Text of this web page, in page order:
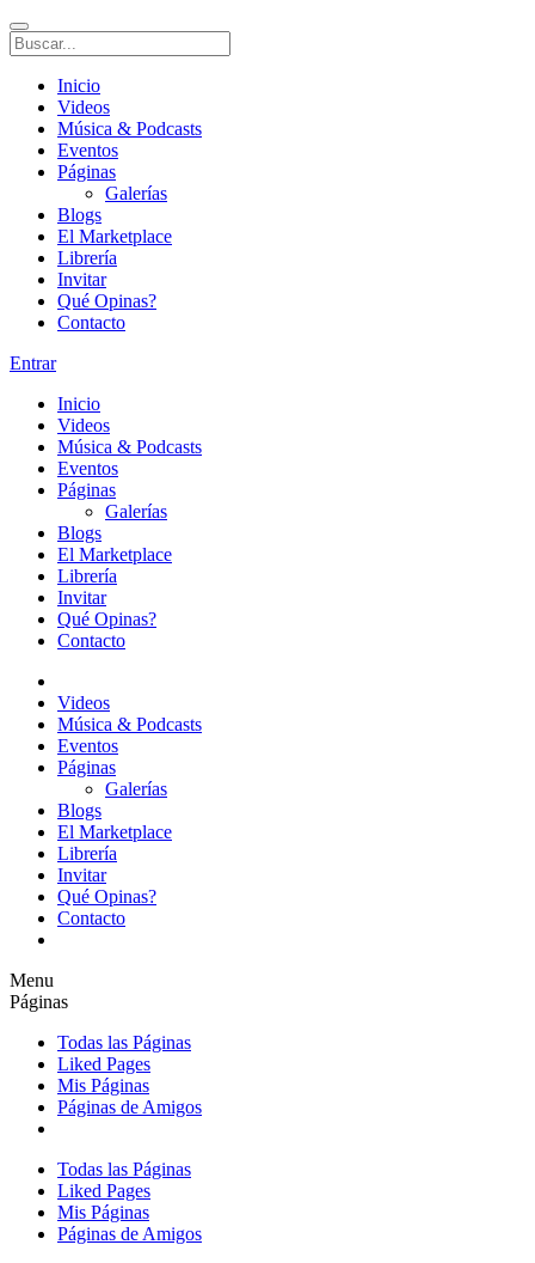
Inicio
Videos
Música & Podcasts
Eventos
Páginas
Galerías
Blogs
El Marketplace
Librería
Invitar
Qué Opinas?
Contacto
Entrar
Inicio
Videos
Música & Podcasts
Eventos
Páginas
Galerías
Blogs
El Marketplace
Librería
Invitar
Qué Opinas?
Contacto
Videos
Música & Podcasts
Eventos
Páginas
Galerías
Blogs
El Marketplace
Librería
Invitar
Qué Opinas?
Contacto
Menu
Páginas
Todas las Páginas
Liked Pages
Mis Páginas
Páginas de Amigos
Todas las Páginas
Liked Pages
Mis Páginas
Páginas de Amigos